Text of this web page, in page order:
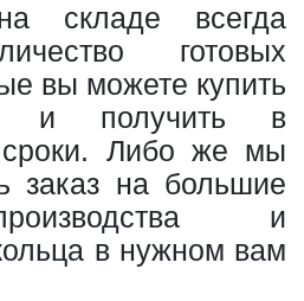
складе всегда
готовых
вы можете купить
и получить в
Либо же мы
заказ на большие
и
в нужном вам